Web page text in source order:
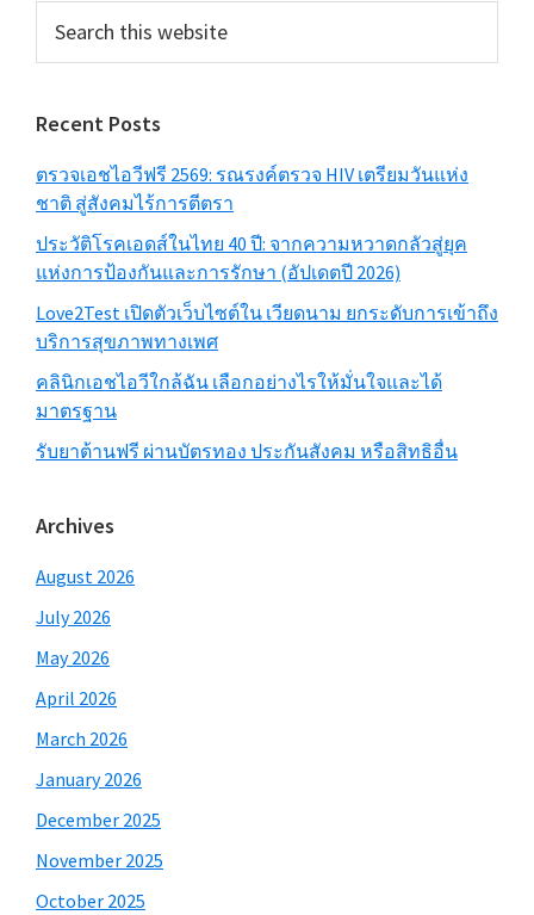
this
Recent Posts
ตรวจเอชไอวีฟรี 2569: รณรงค์ตรวจ HIV เตรียมวันแห่ง
ชาติ สู่สังคมไร้การตีตรา
ประวัติโรคเอดส์ในไทย 40 ปี: จากความหวาดกลัวสู่ยุค
แห่งการป้องกันและการรักษา (อัปเดตปี 2026)
Love2Test เปิดตัวเว็บไซต์ใน เวียดนาม ยกระดับการเข้าถึง
บริการสุขภาพทางเพศ
คลินิกเอชไอวีใกล้ฉัน เลือกอย่างไรให้มั่นใจและได้
มาตรฐาน
รับยาต้านฟรี ผ่านบัตรทอง ประกันสังคม หรือสิทธิอื่น
Archives
August 2026
July 2026
May 2026
April 2026
March 2026
January 2026
December 2025
November 2025
October 2025